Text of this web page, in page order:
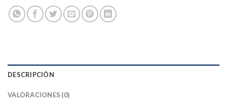
DESCRIPCIÓN
VALORACIONES (0)